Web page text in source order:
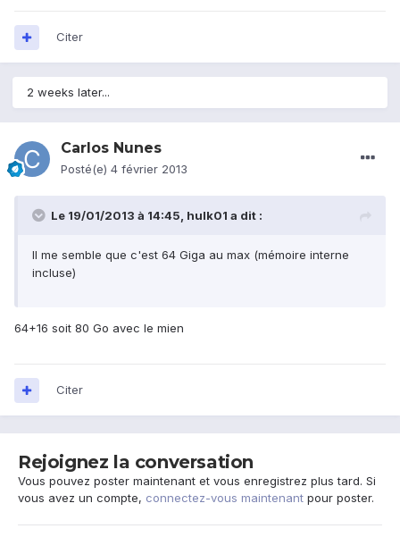
Citer
2 weeks later...
Carlos Nunes
Posté(e) 4 février 2013
Le 19/01/2013 à 14:45, hulk01 a dit :
Il me semble que c'est 64 Giga au max (mémoire interne
incluse)
64+16 soit 80 Go avec le mien
Citer
Rejoignez la conversation
Vous pouvez poster maintenant et vous enregistrez plus tard. Si
vous avez un compte, connectez-vous maintenant pour poster.